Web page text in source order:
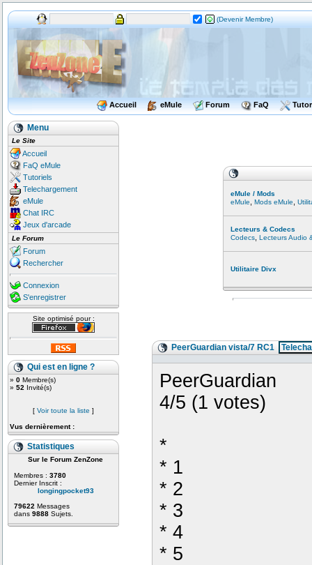
(Devenir Membre)
Accueil eMule Forum FaQ
Menu
Le Site
Accueil
FaQ eMule
Tutoriels
Telechargement
eMule
Chat IRC
Jeux d'arcade
Le Forum
Forum
Rechercher
Connexion
S'enregistrer
Site optimisé pour :
Qui est en ligne ?
» 0 Membre(s)
» 52 Invité(s)
[ Voir toute la liste ]
Vus dernièrement :
Statistiques
Sur le Forum ZenZone
Membres : 3780
Dernier Inscrit :
longingpocket93
79622 Messages
dans 9888 Sujets.
eMule / Mods
eMule
Mods eMule
Lecteurs & Codecs
Codecs Lecteurs Audio
Utilitaire Divx
PeerGuardian vista/7 RC1
PeerGuardian
4/5 (1 votes)
*
* 1
* 2
* 3
* 4
* 5